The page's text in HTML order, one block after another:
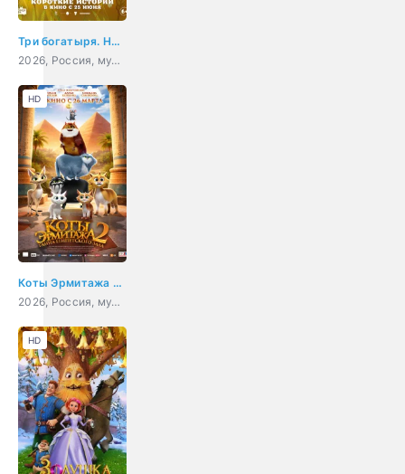
Три богатыря. Ни дня без подвига 3
2026, Россия, мультфильм, приключения, фэнтези, семейный
Коты Эрмитажа 2. Тайна египетского зала
2026, Россия, мультфильм, семейный, приключения
HD
HD